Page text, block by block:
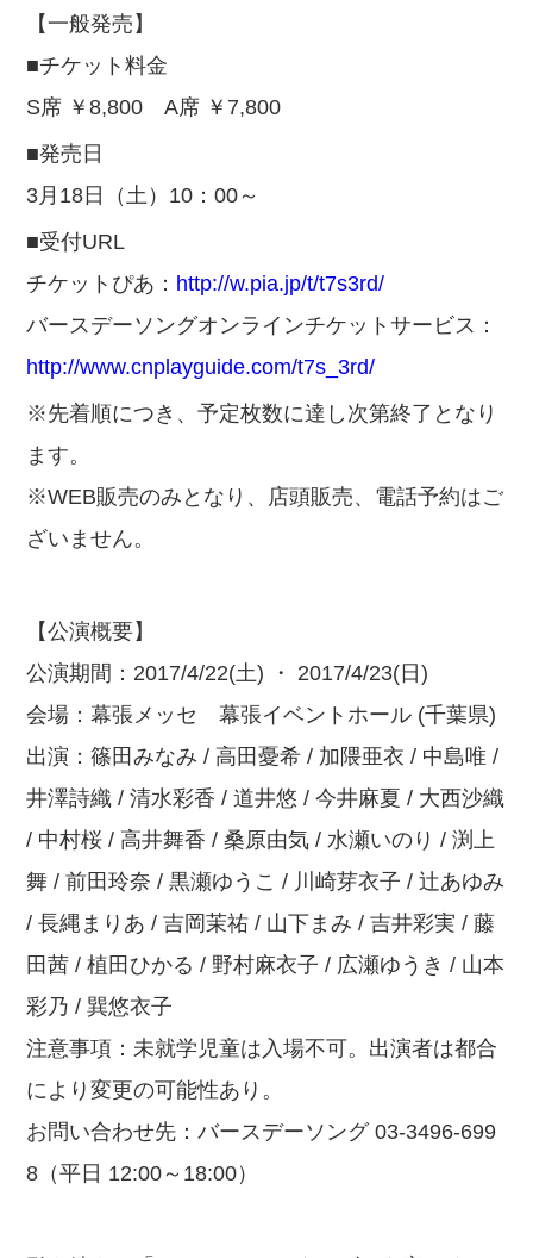
【一般発売】
■チケット料金
S席 ￥8,800 A席 ￥7,800
■発売日
3月18日（土）10：00～
■受付URL
チケットぴあ： http://w.pia.jp/t/t7s3rd/
バースデーソングオンラインチケットサービス：
http://www.cnplayguide.com/t7s_3rd/
※先着順につき、予定枚数に達し次第終了となり
ます。
※WEB販売のみとなり、店頭販売、電話予約はご
ざいません。
【公演概要】
公演期間：2017/4/22(土) ・ 2017/4/23(日)
会場：幕張メッセ 幕張イベントホール (千葉県)
出演：篠田みなみ / 高田憂希 / 加隈亜衣 / 中島唯 /
井澤詩織 / 清水彩香 / 道井悠 / 今井麻夏 / 大西沙織
/ 中村桜 / 高井舞香 / 桑原由気 / 水瀬いのり / 渕上
舞 / 前田玲奈 / 黒瀬ゆうこ / 川崎芽衣子 / 辻あゆみ
/ 長縄まりあ / 吉岡茉祐 / 山下まみ / 吉井彩実 / 藤
田茜 / 植田ひかる / 野村麻衣子 / 広瀬ゆうき / 山本
彩乃 / 巽悠衣子
注意事項：未就学児童は入場不可。出演者は都合
により変更の可能性あり。
お問い合わせ先：バースデーソング 03-3496-699
8（平日 12:00～18:00）